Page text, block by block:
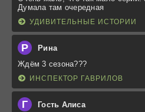
Думала там очередная
УДИВИТЕЛЬНЫЕ ИСТОРИИ
Р Рина
Ждём 3 сезона???
ИНСПЕКТОР ГАВРИЛОВ
Г Гость Алиса